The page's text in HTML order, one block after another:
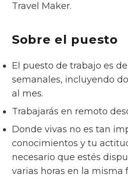
Travel Maker.
Sobre el puesto
El puesto de trabajo es
semanales, incluyendo
al mes.
Trabajarás en remoto
Donde vivas no es tan
conocimientos y tu
necesario que estés
varias horas en la misma